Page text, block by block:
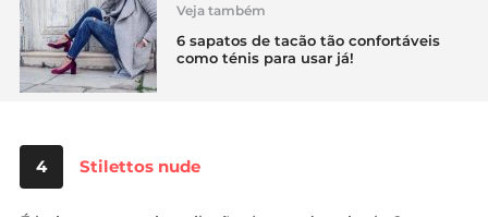
Veja também
6 sapatos de tacão tão confortáveis
como ténis para usar já!
4 Stilettos nude